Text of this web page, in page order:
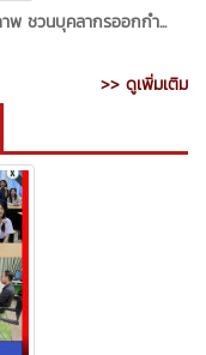
พ ชวนบุคลากรออกกำ...
>> ดูเพิ่มเติม